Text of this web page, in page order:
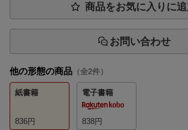
商品をお気に入りに
お問い合わせ
他の形態の商品 （全2件）
紙書籍
836円
電子書籍
838円